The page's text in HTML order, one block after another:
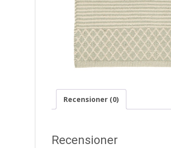
Recensioner (0)
Recensioner